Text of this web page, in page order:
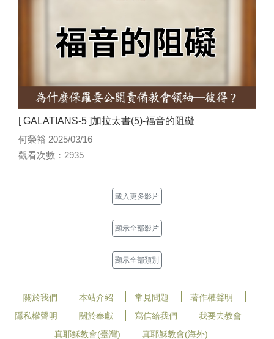
[ GALATIANS-5 ]加拉太書(5)-福音的阻礙
何榮裕 2025/03/16
觀看次數：2935
載入更多影片
顯示全部影片
顯示全部類別
關於我們 本站介紹 常見問題
著作權聲明
隱私權聲明
關於奉獻 寫信給我們
我要去教會
真耶穌教會(臺灣)
真耶穌教會(海外)